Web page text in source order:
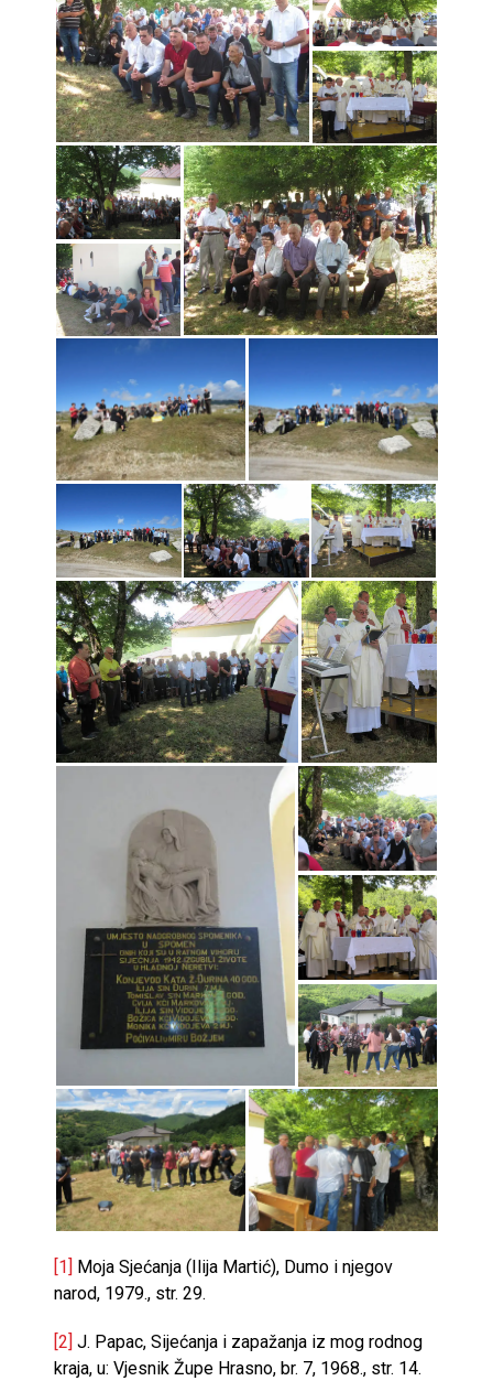
[1]
Moja Sjećanja (Ilija Martić), Dumo i njegov
narod, 1979., str. 29.
[2] J. Papac, Sijećanja i zapažanja iz mog rodnog
kraja, u: Vjesnik Župe Hrasno, br. 7, 1968., str. 14.